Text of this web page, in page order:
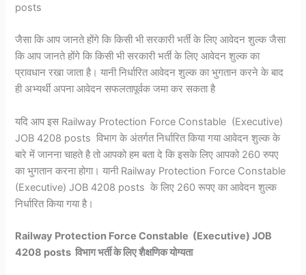
posts
जैसा कि आप जानते होंगे कि किसी भी सरकारी भर्ती के लिए आवेदन शुल्क जैसा
कि आप जानते होंगे कि किसी भी सरकारी भर्ती के लिए आवेदन शुल्क का
प्रावधान रखा जाता है। यानी निर्धारित आवेदन शुल्क का भुगतान करने के बाद
ही अभ्यर्थी अपना आवेदन सफलतापूर्वक जमा कर सकता है
यदि आप इस Railway Protection Force Constable (Executive)
JOB 4208 posts विभाग के अंतर्गत निर्धारित किया गया आवेदन शुल्क के
बारे में जानना चाहते है तो आपको हम बता दे कि इसके लिए आपको 260 रुपए
का भुगतान करना होगा। यानी Railway Protection Force Constable
(Executive) JOB 4208 posts के लिए 260 रूपए का आवेदन शुल्क
निर्धारित किया गया है।
Railway Protection Force Constable (Executive) JOB
4208 posts विभाग भर्ती के लिए शैक्षणिक योग्यता